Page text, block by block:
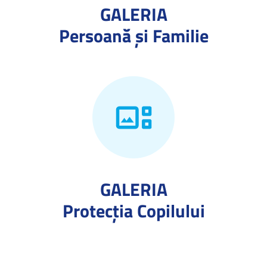
GALERIA
Persoană și Familie
GALERIA
Protecţia Copilului